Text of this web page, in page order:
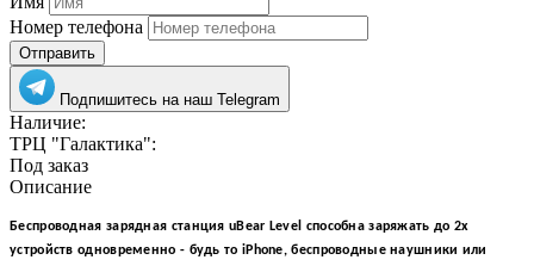
Номер телефона
Отправить
Подпишитесь на наш Telegram
Наличие:
ТРЦ "Галактика":
Под заказ
Описание
Беспроводная зарядная станция uBear Level способна заряжать до 2х
устройств одновременно - будь то iPhone, беспроводные наушники или